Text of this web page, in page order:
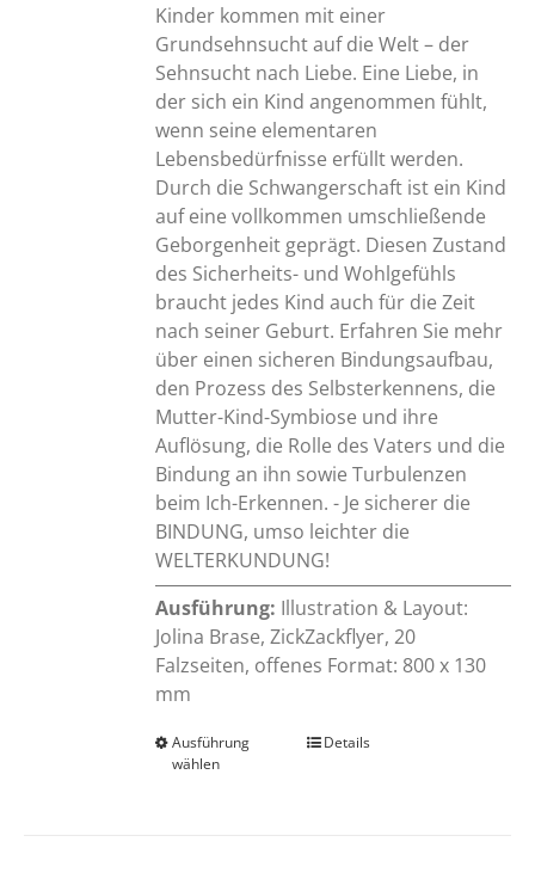
Kinder kommen mit einer
Grundsehnsucht auf die Welt – der
Sehnsucht nach Liebe. Eine Liebe, in
der sich ein Kind angenommen fühlt,
wenn seine elementaren
Lebensbedürfnisse erfüllt werden.
Durch die Schwangerschaft ist ein Kind
auf eine vollkommen umschließende
Geborgenheit geprägt. Diesen Zustand
des Sicherheits- und Wohlgefühls
braucht jedes Kind auch für die Zeit
nach seiner Geburt. Erfahren Sie mehr
über einen sicheren Bindungsaufbau,
den Prozess des Selbsterkennens, die
Mutter-Kind-Symbiose und ihre
Auflösung, die Rolle des Vaters und die
Bindung an ihn sowie Turbulenzen
beim Ich-Erkennen. - Je sicherer die
BINDUNG, umso leichter die
WELTERKUNDUNG!
Ausführung: Illustration & Layout:
Jolina Brase, ZickZackflyer, 20
Falzseiten, offenes Format: 800 x 130
mm
Ausführung
wählen
Dieses
Details